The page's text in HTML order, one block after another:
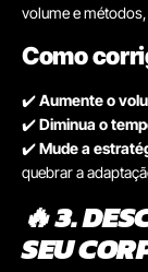
volume e
Como
✔️Aumente o
✔️Diminua o
✔️Mude a
quebrar a
🔥 3.
SEU